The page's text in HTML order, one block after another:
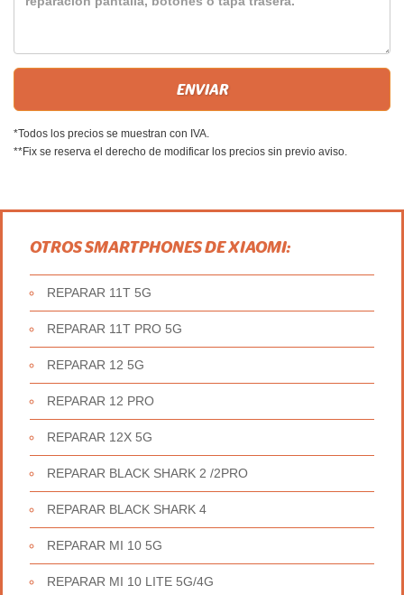
*Todos los precios se muestran con IVA.
**Fix se reserva el derecho de modificar los precios sin previo aviso.
OTROS SMARTPHONES DE XIAOMI:
REPARAR 11T 5G
REPARAR 11T PRO 5G
REPARAR 12 5G
REPARAR 12 PRO
REPARAR 12X 5G
REPARAR BLACK SHARK 2 /2PRO
REPARAR BLACK SHARK 4
REPARAR MI 10 5G
REPARAR MI 10 LITE 5G/4G